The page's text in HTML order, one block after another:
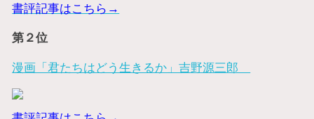
書評記事はこちら→
第２位
漫画「君たちはどう生きるか」吉野源三郎